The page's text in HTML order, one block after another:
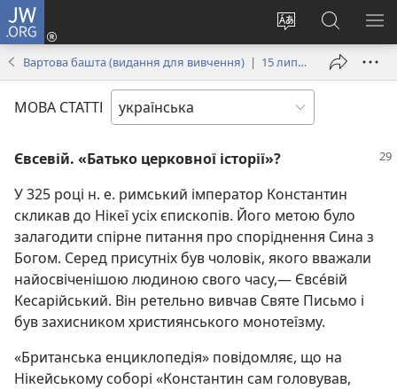
JW.ORG
Змінити
Увійти
(відкривається
вікні)
Пошук
на
сайті
Вартова башта (видання для вивчення) | 15 липня 2003
МОВА СТАТТІ
Євсевій. «Батько церковної історії»?
У 325 році н. е. римський імператор Константин
скликав до Нікеї усіх єпископів. Його метою було
залагодити спірне питання про споріднення Сина з
Богом. Серед присутніх був чоловік, якого вважали
найосвіченішою людиною свого часу,— Євсе́вій
Кесарійський. Він ретельно вивчав Святе Письмо і
був захисником християнського монотеїзму.
«Британська енциклопедія» повідомляє, що на
Нікейському соборі «Константин сам головував,